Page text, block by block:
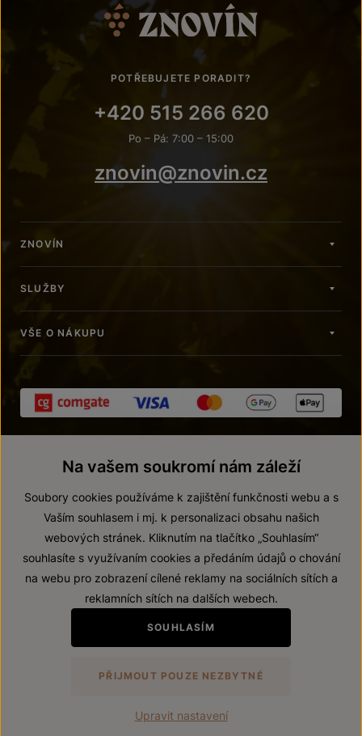
POTŘEBUJETE PORADIT?
+420 515 266 620
Po – Pá: 7:00 – 15:00
znovin@znovin.cz
ZNOVÍN
SLUŽBY
VŠE O NÁKUPU
© 2026 ZNOVÍN ZNOJMO, a. s.
Prohlášení o přístupnosti
Zákaz prodeje alkoholických nápojů osobám mladším 18 let.
VytvořilwebProgress
Na vašem soukromí nám záleží
Soubory cookies používáme k zajištění funkčnosti webu a s
Vaším souhlasem i mj. k personalizaci obsahu našich
webových stránek. Kliknutím na tlačítko „Souhlasím“
souhlasíte s využívaním cookies a předáním údajů o chování
na webu pro zobrazení cílené reklamy na sociálních sítích a
reklamních sítích na dalších webech.
SOUHLASÍM
PŘIJMOUT POUZE NEZBYTNÉ
Upravit nastavení